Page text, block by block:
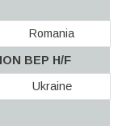
Romania
BEP H/F
Ukraine